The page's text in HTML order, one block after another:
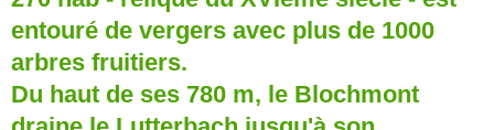
entouré de vergers avec plus de 1000
arbres fruitiers.
Du haut de ses 780 m, le Blochmont